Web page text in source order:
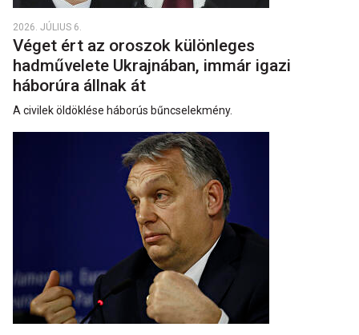
2026. JÚLIUS 6.
Véget ért az oroszok különleges
hadművelete Ukrajnában, immár igazi
háborúra állnak át
A civilek öldöklése háborús bűncselekmény.